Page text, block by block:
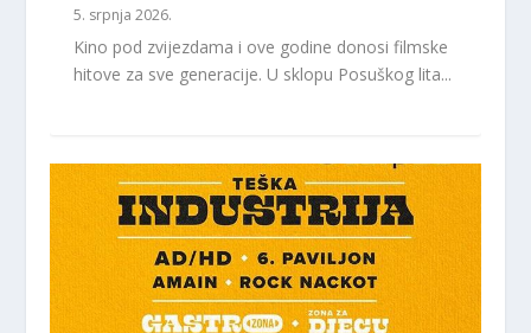
5. srpnja 2026.
Kino pod zvijezdama i ove godine donosi filmske
hitove za sve generacije. U sklopu Posuškog lita...